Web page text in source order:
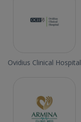
Ovidius Clinical Hospital